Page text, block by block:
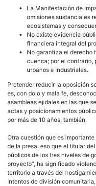
La Manifestación de
omisiones sustanciales
ecosistemas y
No existe evidencia
financiera integral del
No garantiza el derecho
cuenca; por el contrario,
urbanos e industriales.
Pretender reducir la oposición
es, con dolo y mala fe,
asambleas ejidales en las que
actas y posicionamientos
por más de 10 años, también.
Otra cuestión que es
de la presa, eso que el titular
públicos de los tres niveles de
proyecto”, ha significado
territorio a través del
intentos de división